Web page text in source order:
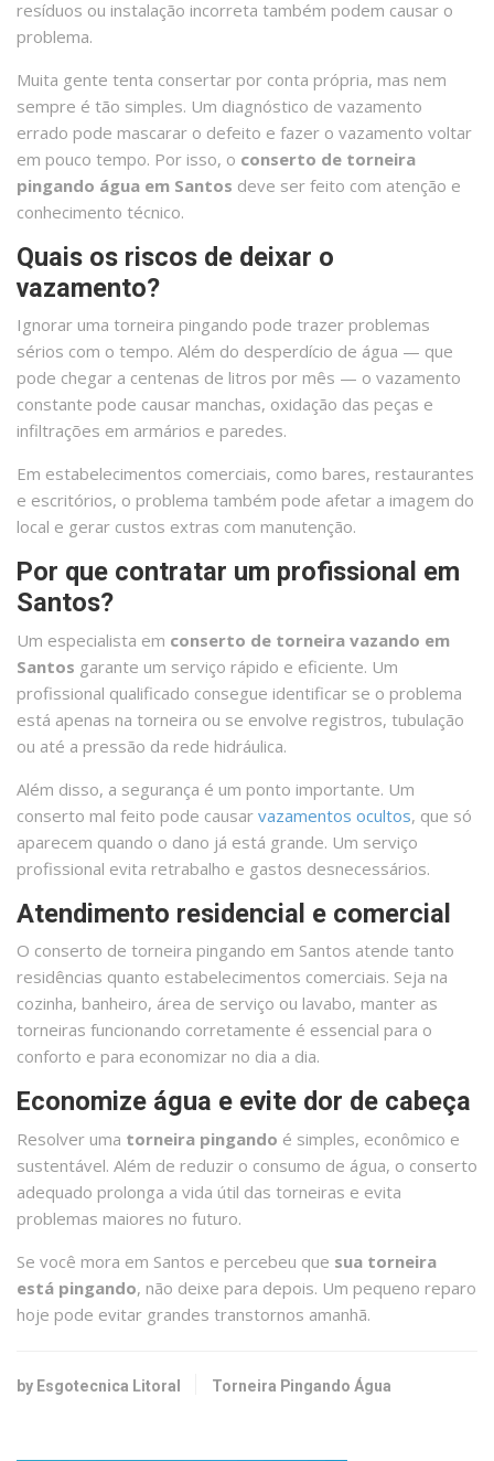
resíduos ou instalação incorreta também podem causar o
problema.
Muita gente tenta consertar por conta própria, mas nem
sempre é tão simples. Um diagnóstico de vazamento
errado pode mascarar o defeito e fazer o vazamento voltar
em pouco tempo. Por isso, o conserto de torneira
pingando água em Santos deve ser feito com atenção e
conhecimento técnico.
Quais os riscos de deixar o
vazamento?
Ignorar uma torneira pingando pode trazer problemas
sérios com o tempo. Além do desperdício de água — que
pode chegar a centenas de litros por mês — o vazamento
constante pode causar manchas, oxidação das peças e
infiltrações em armários e paredes.
Em estabelecimentos comerciais, como bares, restaurantes
e escritórios, o problema também pode afetar a imagem do
local e gerar custos extras com manutenção.
Por que contratar um profissional em
Santos?
Um especialista em conserto de torneira vazando em
Santos garante um serviço rápido e eficiente. Um
profissional qualificado consegue identificar se o problema
está apenas na torneira ou se envolve registros, tubulação
ou até a pressão da rede hidráulica.
Além disso, a segurança é um ponto importante. Um
conserto mal feito pode causar vazamentos ocultos, que só
aparecem quando o dano já está grande. Um serviço
profissional evita retrabalho e gastos desnecessários.
Atendimento residencial e comercial
O conserto de torneira pingando em Santos atende tanto
residências quanto estabelecimentos comerciais. Seja na
cozinha, banheiro, área de serviço ou lavabo, manter as
torneiras funcionando corretamente é essencial para o
conforto e para economizar no dia a dia.
Economize água e evite dor de cabeça
Resolver uma torneira pingando é simples, econômico e
sustentável. Além de reduzir o consumo de água, o conserto
adequado prolonga a vida útil das torneiras e evita
problemas maiores no futuro.
Se você mora em Santos e percebeu que sua torneira
está pingando, não deixe para depois. Um pequeno reparo
hoje pode evitar grandes transtornos amanhã.
by Esgotecnica Litoral Torneira Pingando Água